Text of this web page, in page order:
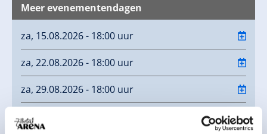
Meer evenementendagen
za, 15.08.2026 - 18:00 uur
za, 22.08.2026 - 18:00 uur
za, 29.08.2026 - 18:00 uur
za, 05.09.2026 - 18:00 uur